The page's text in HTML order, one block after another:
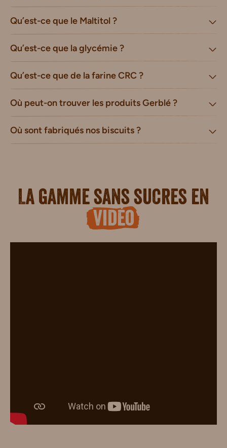
Qu’est-ce que le Maltitol ?
Qu’est-ce que la glycémie ?
Qu’est-ce que de la farine CRC ?
Où peut-on trouver les produits Gerblé ?
Où sont fabriqués nos biscuits ?
La gamme sans sucres en
vidéo